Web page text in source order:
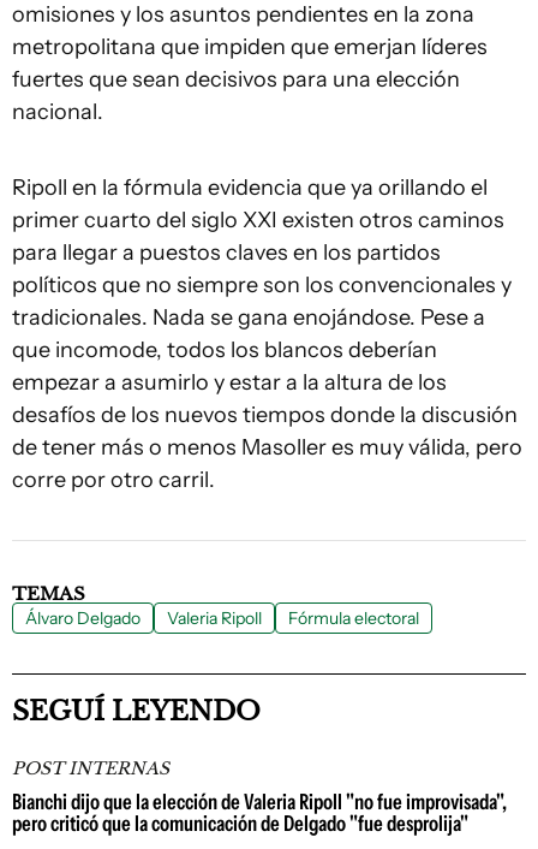
omisiones y los asuntos pendientes en la zona
metropolitana que impiden que emerjan líderes
fuertes que sean decisivos para una elección
nacional.
Ripoll en la fórmula evidencia que ya orillando el
primer cuarto del siglo XXI existen otros caminos
para llegar a puestos claves en los partidos
políticos que no siempre son los convencionales y
tradicionales. Nada se gana enojándose. Pese a
que incomode, todos los blancos deberían
empezar a asumirlo y estar a la altura de los
desafíos de los nuevos tiempos donde la discusión
de tener más o menos Masoller es muy válida, pero
corre por otro carril.
TEMAS
Álvaro Delgado Valeria Ripoll Fórmula electoral
SEGUÍ LEYENDO
POST INTERNAS
Bianchi dijo que la elección de Valeria Ripoll "no fue improvisada",
pero criticó que la comunicación de Delgado "fue desprolija"